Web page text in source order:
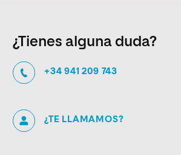
¿Tienes alguna duda?
+34 941 209 743
¿TE LLAMAMOS?